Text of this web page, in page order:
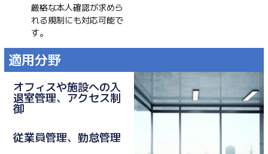
厳格な本人確認が求めら
れる規制にも対応可能で
す。
適用分野
オフィスや施設への入
退室管理、アクセス制
御
従業員管理、勤怠管理